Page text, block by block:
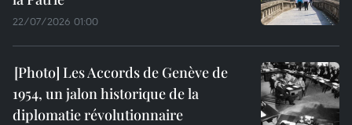
22/07/2026 01:00
Les Accords de Genève de
1954, un jalon historique de la
diplomatie révolutionnaire